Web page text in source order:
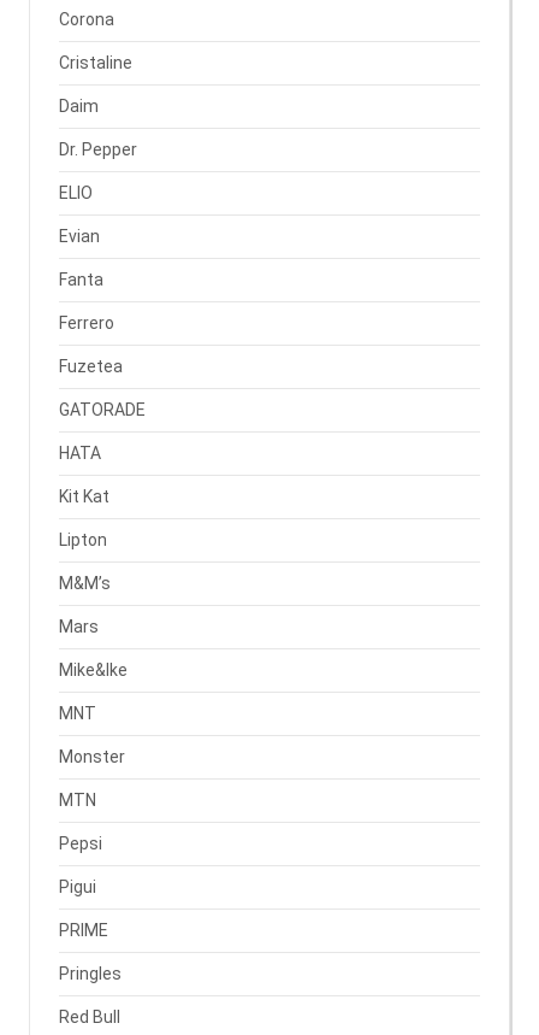
Corona
Cristaline
Daim
Dr. Pepper
ELIO
Evian
Fanta
Ferrero
Fuzetea
GATORADE
HATA
Kit Kat
Lipton
M&M’s
Mars
Mike&Ike
MNT
Monster
MTN
Pepsi
Pigui
PRIME
Pringles
Red Bull